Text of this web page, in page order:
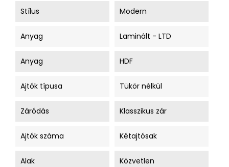
Stílus Modern
Anyag Laminált - LTD
Anyag HDF
Ajtók típusa Tükör nélkül
Záródás Klasszikus zár
Ajtók száma Kétajtósak
Alak Közvetlen